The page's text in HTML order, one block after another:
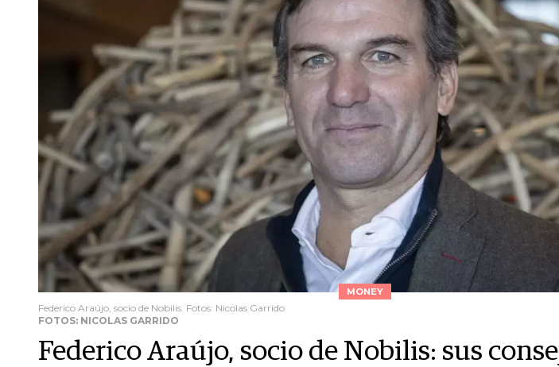
MONEY
Federico Araújo, socio de Nobilis. Fotos: Nicolas Garrido
FOTOS: NICOLAS GARRIDO
Federico Araújo, socio de Nobilis: sus